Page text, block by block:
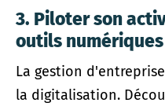
3. Piloter son
outils numériques
La gestion
la digitalisation.